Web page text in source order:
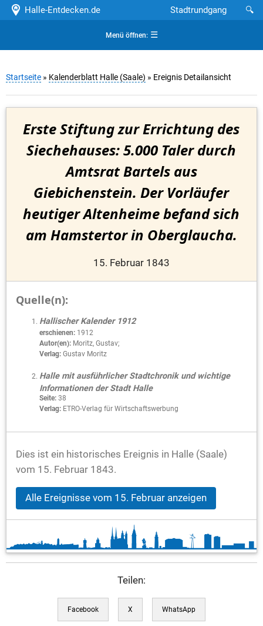
Halle-Entdecken.de 🔍
Stadtrundgang
Menü öffnen:☰
Startseite » Kalenderblatt Halle (Saale) » Ereignis Detailansicht
Erste Stiftung zur Errichtung des
Siechehauses: 5.000 Taler durch
Amtsrat Bartels aus
Giebichenstein. Der Vorläufer
heutiger Altenheime befand sich
am Hamstertor in Oberglaucha.
15. Februar 1843
Quelle(n):
Hallischer Kalender 1912
erschienen: 1912
Autor(en): Moritz, Gustav;
Verlag: Gustav Moritz
Halle mit ausführlicher Stadtchronik und wichtige
Informationen der Stadt Halle
Seite: 38
Verlag: ETRO-Verlag für Wirtschaftswerbung
Dies ist ein historisches Ereignis in Halle (Saale)
vom 15. Februar 1843.
Alle Ereignisse vom 15. Februar anzeigen
Teilen:
Facebook X WhatsApp